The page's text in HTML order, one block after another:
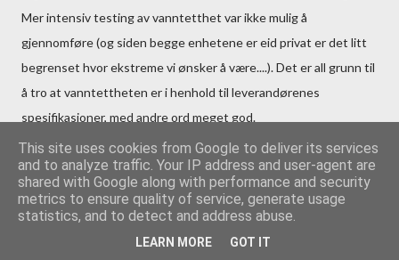
Mer intensiv testing av vanntetthet var ikke mulig å
gjennomføre (og siden begge enhetene er eid privat er det litt
begrenset hvor ekstreme vi ønsker å være....). Det er all grunn til
å tro at vanntettheten er i henhold til leverandørenes
spesifikasjoner, med andre ord meget god.
GPS-delen av kartplotteren kan testes med tanke på
oppdateringsfrekvens (hvor ofte den oppdaterer posisjonen) og
presisjon. Vi hadde dog ikke utstyr tilgjengelig for å teste dette.
Vi kunne ha testet kvaliteten på tilgjengelige kart for
This site uses cookies from Google to deliver its services
and to analyze traffic. Your IP address and user-agent are
shared with Google along with performance and security
metrics to ensure quality of service, generate usage
statistics, and to detect and address abuse.
LEARN MORE GOT IT